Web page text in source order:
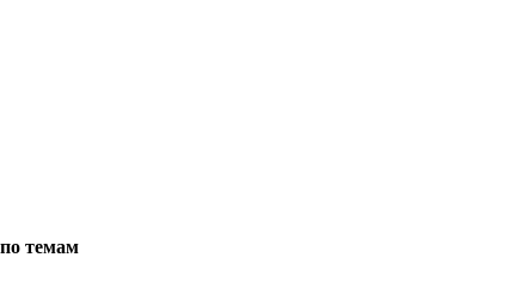
по темам